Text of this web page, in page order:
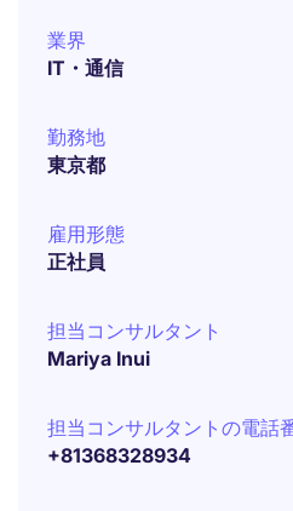
業界
IT・通信
勤務地
東京都
雇用形態
正社員
担当コンサルタント
Mariya Inui
担当コンサルタントの電話
+81368328934